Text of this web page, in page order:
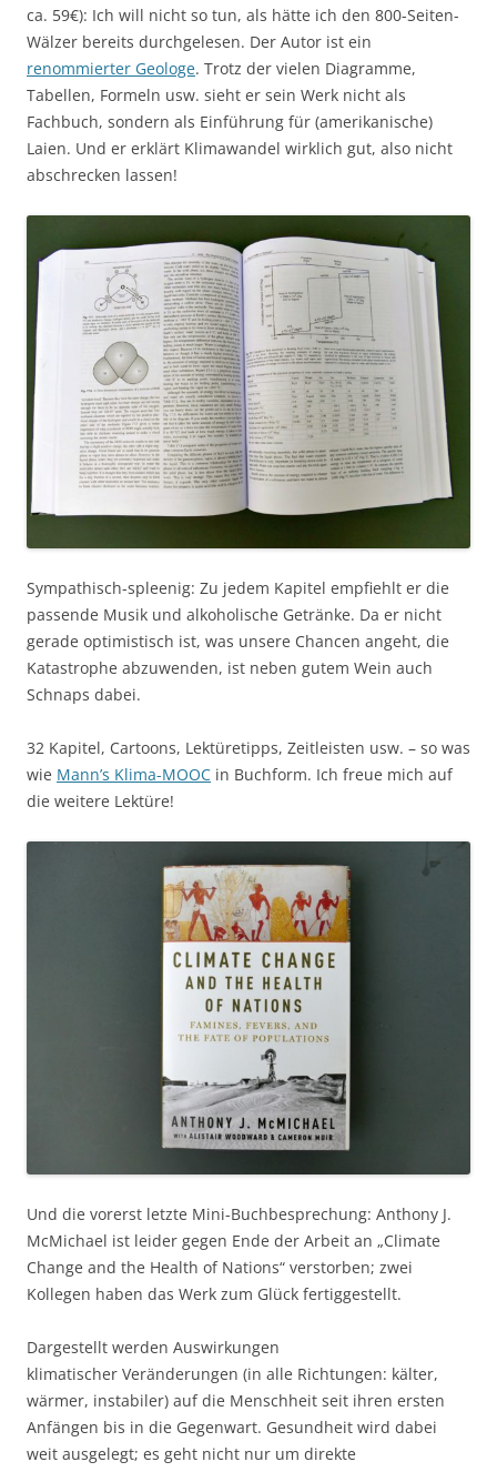
ca. 59€): Ich will nicht so tun, als hätte ich den 800-Seiten-
Wälzer bereits durchgelesen. Der Autor ist ein
renommierter Geologe. Trotz der vielen Diagramme,
Tabellen, Formeln usw. sieht er sein Werk nicht als
Fachbuch, sondern als Einführung für (amerikanische)
Laien. Und er erklärt Klimawandel wirklich gut, also nicht
abschrecken lassen!
Sympathisch-spleenig: Zu jedem Kapitel empfiehlt er die
passende Musik und alkoholische Getränke. Da er nicht
gerade optimistisch ist, was unsere Chancen angeht, die
Katastrophe abzuwenden, ist neben gutem Wein auch
Schnaps dabei.
32 Kapitel, Cartoons, Lektüretipps, Zeitleisten usw. – so was
wie Mann’s Klima-MOOC in Buchform. Ich freue mich auf
die weitere Lektüre!
Und die vorerst letzte Mini-Buchbesprechung: Anthony J.
McMichael ist leider gegen Ende der Arbeit an „Climate
Change and the Health of Nations“ verstorben; zwei
Kollegen haben das Werk zum Glück fertiggestellt.
Dargestellt werden Auswirkungen
klimatischer Veränderungen (in alle Richtungen: kälter,
wärmer, instabiler) auf die Menschheit seit ihren ersten
Anfängen bis in die Gegenwart. Gesundheit wird dabei
weit ausgelegt; es geht nicht nur um direkte